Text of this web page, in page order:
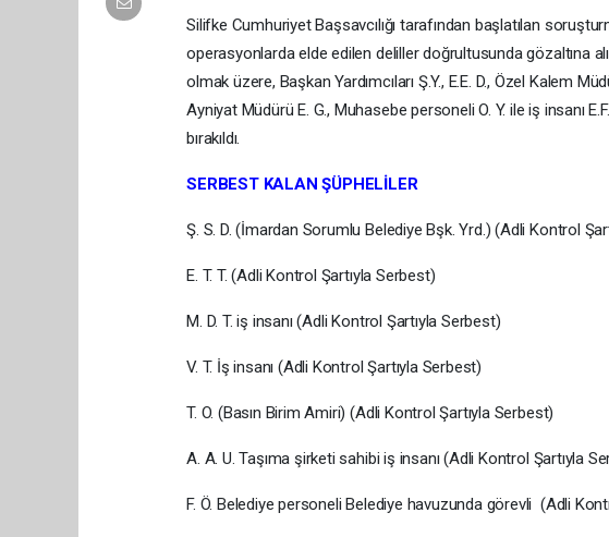
Silifke Cumhuriyet Başsavcılığı tarafından başlatılan
operasyonlarda elde edilen deliller doğrultusunda gözaltına
olmak üzere, Başkan Yardımcıları Ş.Y., E.E. D., Özel Kalem
Ayniyat Müdürü E. G., Muhasebe personeli O. Y. ile iş insanı
bırakıldı.
SERBEST KALAN ŞÜPHELİLER
Ş. S. D. (İmardan Sorumlu Belediye Bşk. Yrd.) (Adli Kontrol
E. T. T. (Adli Kontrol Şartıyla Serbest)
M. D. T. iş insanı (Adli Kontrol Şartıyla Serbest)
V. T. İş insanı (Adli Kontrol Şartıyla Serbest)
T. O. (Basın Birim Amiri) (Adli Kontrol Şartıyla Serbest)
A. A. U. Taşıma şirketi sahibi iş insanı (Adli Kontrol Şartıyla
F. Ö. Belediye personeli Belediye havuzunda görevli (Adli